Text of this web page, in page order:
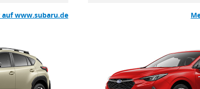
auf www.subaru.de